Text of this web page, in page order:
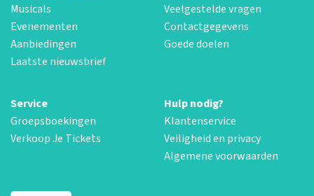
Musicals
Evenementen
Aanbiedingen
Laatste nieuwsbrief
Veelgestelde vragen
Contactgegevens
Goede doelen
Service
Groepsboekingen
Verkoop Je Tickets
Hulp nodig?
Klantenservice
Veiligheid en privacy
Algemene voorwaarden